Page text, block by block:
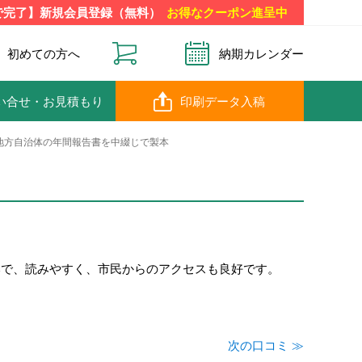
了】新規会員登録（無料） お得なクーポン進呈中
初めての方へ 納期カレンダー
合せ ・お見積もり 印刷データ入稿
方自治体の年間報告書を中綴じで製本
、読みやすく、市民からのアクセスも良好です。
次の口コミ ≫